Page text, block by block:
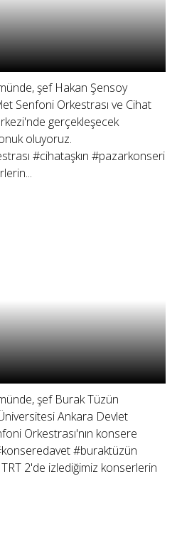
şef Hakan Şensoy
Senfoni Orkestrası ve Cihat
gerçekleşecek
oluyoruz.
#cihataşkın #pazarkonseri
şef Burak Tüzün
Ankara Devlet
Orkestrası'nın konsere
#buraktüzün
2'de izlediğimiz konserlerin